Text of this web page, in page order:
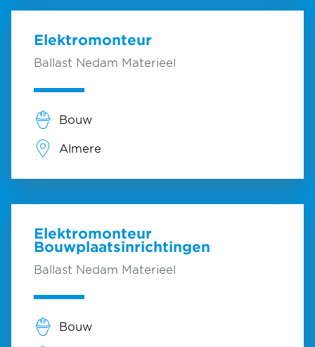
Elektromonteur
Ballast Nedam Materieel
Bouw
Almere
Elektromonteur
Bouwplaatsinrichtingen
Ballast Nedam Materieel
Bouw